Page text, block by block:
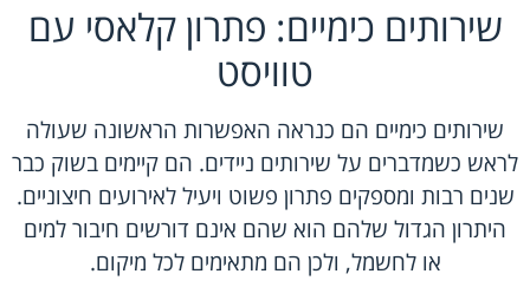
שירותים כימיים: פתרון קלאסי עם
טוויסט
שירותים כימיים הם כנראה האפשרות הראשונה שעולה
לראש כשמדברים על שירותים ניידים. הם קיימים בשוק כבר
שנים רבות ומספקים פתרון פשוט ויעיל לאירועים חיצוניים.
היתרון הגדול שלהם הוא שהם אינם דורשים חיבור למים
או לחשמל, ולכן הם מתאימים לכל מיקום.